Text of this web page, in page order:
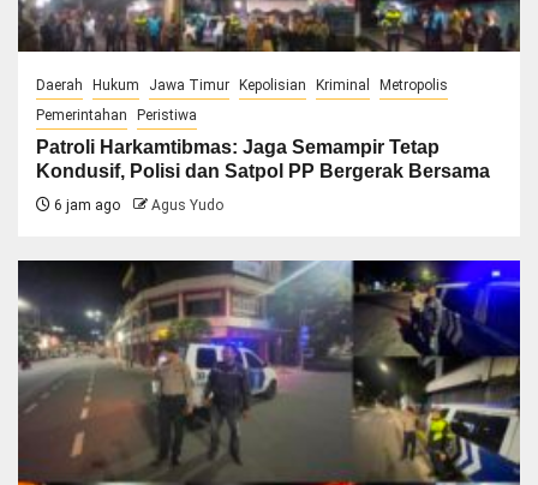
Daerah Hukum Jawa Timur Kepolisian Kriminal
Metropolis
Pemerintahan
Peristiwa
Patroli Harkamtibmas: Jaga Semampir Tetap
Kondusif, Polisi dan Satpol PP Bergerak Bersama
6 jam ago Agus Yudo